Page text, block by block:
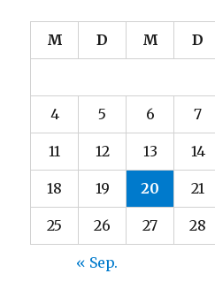
M D M D
4 5 6 7
11 12 13 14
18 19 20 21
25 26 27 28
« Sep.